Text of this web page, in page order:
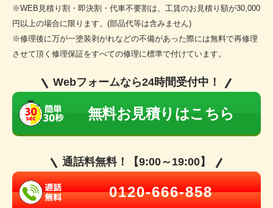
※WEB見積り割・即決割・代車不要割は、工賃のお見積り額が30,000
円以上の場合に限ります。(部品代等は含みません)
※修理後に万が一塗装剥がれなどの不備があった際には無料で再修理
させて頂く修理保証をすべての修理に標準で付けています。
Webフォームなら24時間受付中！
無料お見積りはこちら
通話料無料！【9:00～19:00】
0120-666-858